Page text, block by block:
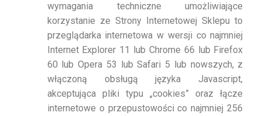
wymagania techniczne umożliwiające
korzystanie ze Strony Internetowej Sklepu to
przeglądarka internetowa w wersji co najmniej
Internet Explorer 11 lub Chrome 66 lub Firefox
60 lub Opera 53 lub Safari 5 lub nowszych, z
włączoną obsługą języka Javascript,
akceptująca pliki typu „cookies” oraz łącze
internetowe o przepustowości co najmniej 256